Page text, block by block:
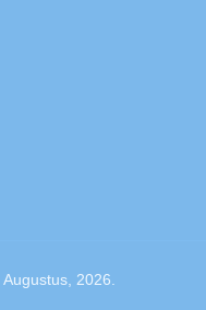
Augustus, 2026.